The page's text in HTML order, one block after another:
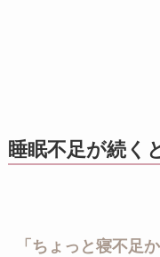
睡眠不足が続く
「ちょっと寝不足か